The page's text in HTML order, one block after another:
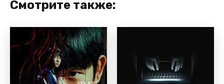
Смотрите также: